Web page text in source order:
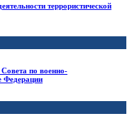
террористической
по военно-
Федерации